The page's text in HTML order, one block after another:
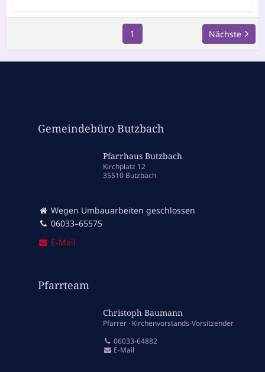
1 Nächste
Gemeindebüro Butzbach
Pfarrhaus Butzbach
Kirchplatz 12
35510 Butzbach
Wegen Umbauarbeiten geschlossen
06033–65575
E‑Mail
Pfarrteam
Christoph Baumann
Pfarrer Kirchenvorstands-Vorsitzender
06033-64882
E-Mail